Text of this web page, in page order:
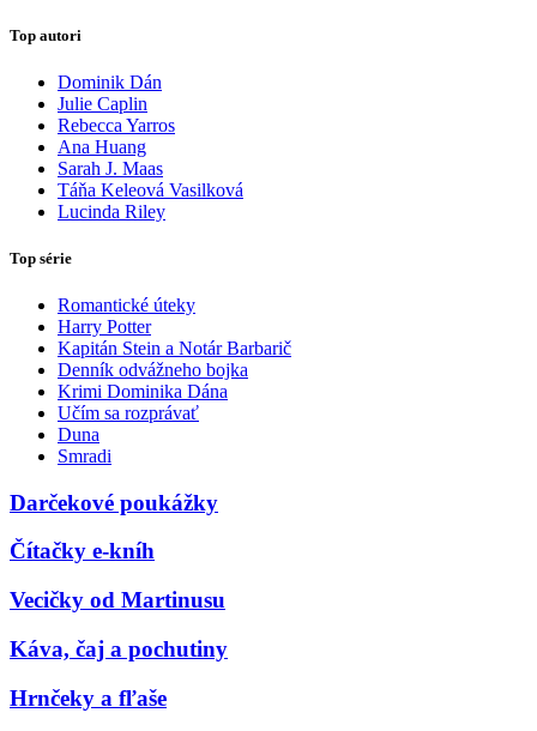
Top autori
Dominik Dán
Julie Caplin
Rebecca Yarros
Ana Huang
Sarah J. Maas
Táňa Keleová Vasilková
Lucinda Riley
Top série
Romantické úteky
Harry Potter
Kapitán Stein a Notár Barbarič
Denník odvážneho bojka
Krimi Dominika Dána
Učím sa rozprávať
Duna
Smradi
Darčekové poukážky
Čítačky e-kníh
Vecičky od Martinusu
Káva, čaj a pochutiny
Hrnčeky a fľaše